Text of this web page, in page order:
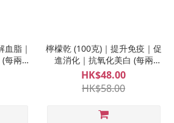
脂｜
每兩
檸檬乾 (100克)｜提升免疫｜促
進消化｜抗氧化美白 (每兩
$18.1)
HK$48.00
HK$58.00